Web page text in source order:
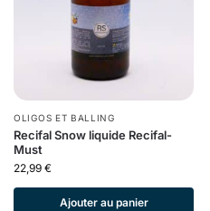
OLIGOS ET BALLING
Recifal Snow liquide Recifal-
Must
22,99 €
Ajouter au panier